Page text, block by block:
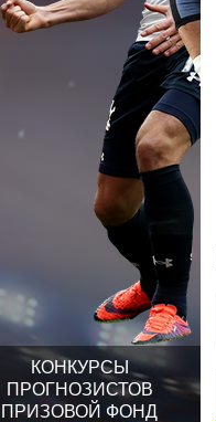
КОНКУРСЫ
ПРОГНОЗИСТОВ
ПРИЗОВОЙ ФОНД